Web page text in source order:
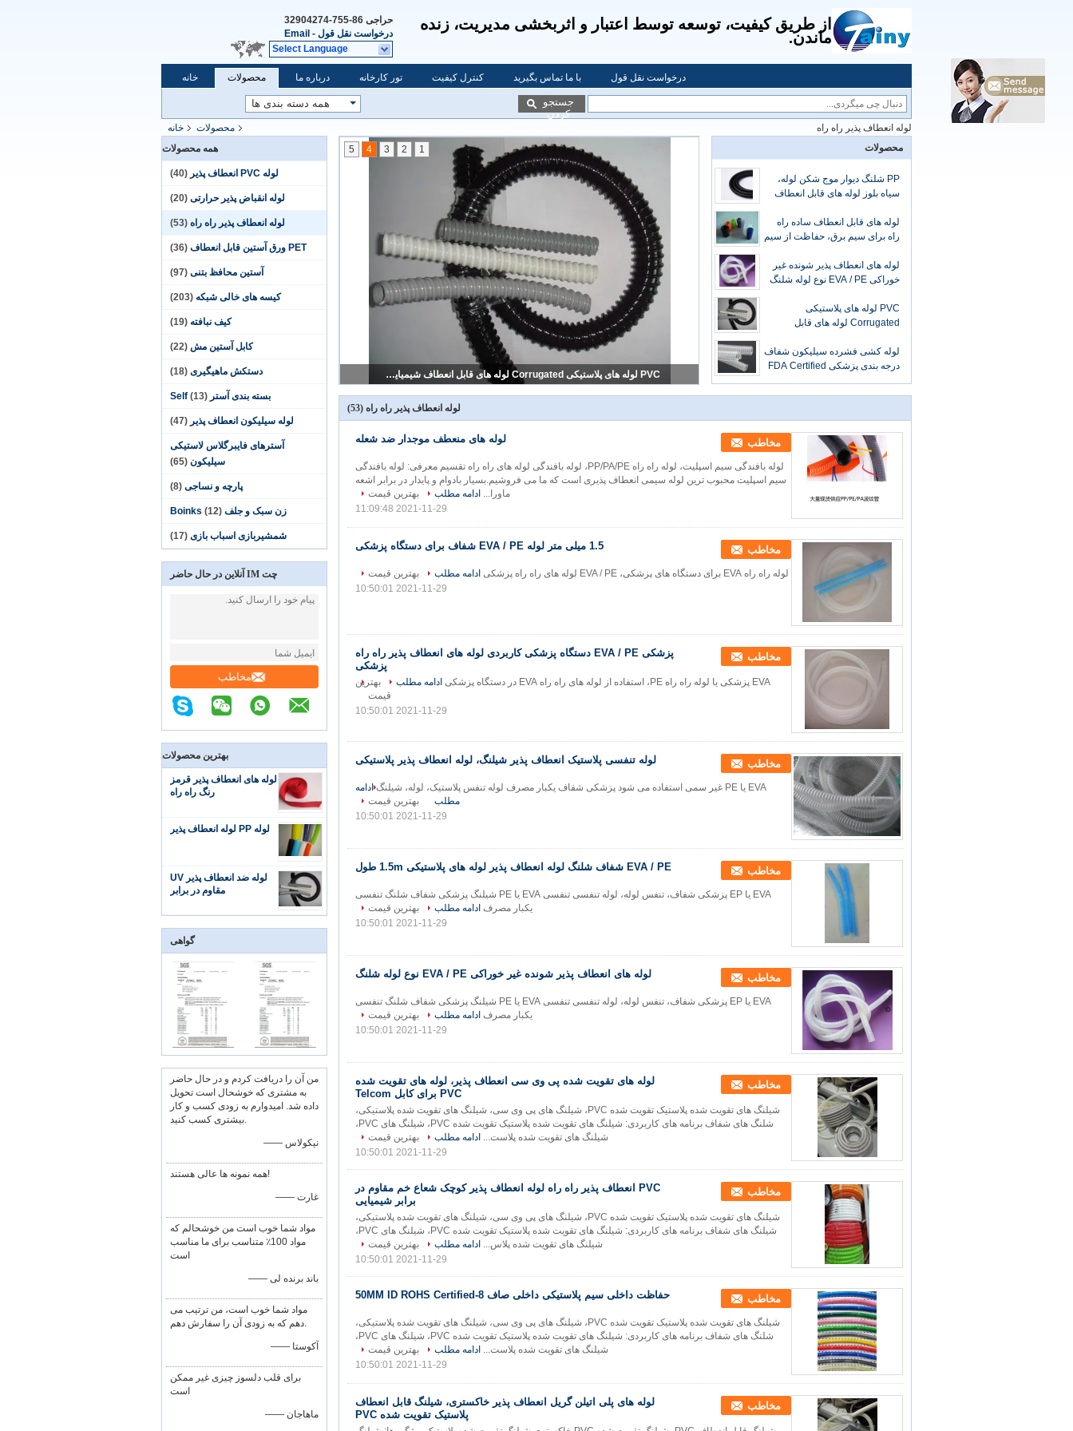
از طریق کیفیت، توسعه توسط اعتبار و اثربخشی مدیریت، زنده
ماندن.
حراجی 86-755-32904274
درخواست نقل قول -
Email
Select Language
خانه محصولات درباره ما تور کارخانه کنترل کیفیت با ما تماس بگیرید درخواست نقل قول
جستجو
کردن
خانه محصولات
لوله انعطاف پذیر راه راه
همه محصولات
لوله PVC انعطاف پذیر (40)
لوله انقباض پذیر حرارتی (20)
لوله انعطاف پذیر راه راه (53)
PET ورق آستین قابل انعطاف (36)
آستین محافظ بتنی (97)
کیسه های خالی شبکه (203)
کیف نبافته (19)
کابل آستین مش (22)
دستکش ماهیگیری (18)
بسته بندی آستر Self (13)
لوله سیلیکون انعطاف پذیر (47)
آسترهای فایبرگلاس لاستیکی
سیلیکون (65)
پارچه و نساجی (8)
زن سبک و جلف Boinks (12)
شمشیربازی اسباب بازی (17)
چت IM آنلاین در حال حاضر
مخاطب
بهترین محصولات
لوله های انعطاف پذیر قرمز
رنگ راه راه
لوله PP لوله انعطاف پذیر
لوله ضد انعطاف پذیر UV
مقاوم در برابر
گواهی
من آن را دریافت کردم و در حال حاضر
به مشتری که خوشحال است تحویل
داده شد. امیدوارم به زودی کسب و کار
بیشتری کسب کنید.
—— نیکولاس
همه نمونه ها عالی هستند!
—— غارت
مواد شما خوب است من خوشحالم که
مواد 100٪ متناسب برای ما مناسب
است
—— باند برنده لی
مواد شما خوب است، من ترتیب می
دهم که به زودی آن را سفارش دهم.
—— آکوستا
برای قلب دلسوز چیزی غیر ممکن
است
—— ماهاجان
PVC لوله های پلاستیکی Corrugated لوله های قابل انعطاف شیمیایی عایق آلی
1
2
3
4
5 محصولات
PP شلنگ دیوار موج شکن لوله،
سیاه بلوز لوله های قابل انعطاف
لوله های قابل انعطاف ساده راه
راه برای سیم برق، حفاظت از سیم
لوله های انعطاف پذیر شونده غیر
خوراکی EVA / PE نوع لوله شلنگ
PVC لوله های پلاستیکی
Corrugated لوله های قابل
لوله کشی فشرده سیلیکون شفاف
درجه بندی پزشکی FDA Certified
لوله انعطاف پذیر راه راه (53)
لوله های منعطف موجدار ضد شعله مخاطب
لوله بافندگی سیم اسپلیت، لوله راه راه PP/PA/PE، لوله بافندگی لوله های راه راه تقسیم معرفی: لوله بافندگی
سیم اسپلیت محبوب ترین لوله سیمی انعطاف پذیری است که ما می فروشیم.بسیار بادوام و پایدار در برابر اشعه
ماورا... ادامه مطلب
بهترین قیمت
2021-11-29 11:09:48
1.5 میلی متر لوله EVA / PE شفاف برای دستگاه پزشکی مخاطب
لوله راه راه EVA برای دستگاه های پزشکی، EVA / PE لوله های راه راه پزشکی ادامه مطلب
بهترین قیمت
2021-11-29 10:50:01
پزشکی EVA / PE دستگاه پزشکی کاربردی لوله های انعطاف پذیر راه راه
پزشکی
مخاطب
EVA پزشکی یا لوله راه راه PE، استفاده از لوله های راه راه EVA در دستگاه پزشکی ادامه مطلب
بهترین
قیمت
2021-11-29 10:50:01
لوله تنفسی پلاستیک انعطاف پذیر شیلنگ، لوله انعطاف پذیر پلاستیکی مخاطب
EVA یا PE غیر سمی استفاده می شود پزشکی شفاف یکبار مصرف لوله تنفس پلاستیک، لوله، شیلنگ
ادامه
مطلب
بهترین قیمت
2021-11-29 10:50:01
EVA / PE شفاف شلنگ لوله انعطاف پذیر لوله های پلاستیکی 1.5m طول مخاطب
EVA یا EP پزشکی شفاف، تنفس لوله، لوله تنفسی تنفسی EVA یا PE شیلنگ پزشکی شفاف شلنگ تنفسی
یکبار مصرف ادامه مطلب
بهترین قیمت
2021-11-29 10:50:01
لوله های انعطاف پذیر شونده غیر خوراکی EVA / PE نوع لوله شلنگ مخاطب
EVA یا EP پزشکی شفاف، تنفس لوله، لوله تنفسی تنفسی EVA یا PE شیلنگ پزشکی شفاف شلنگ تنفسی
یکبار مصرف ادامه مطلب
بهترین قیمت
2021-11-29 10:50:01
لوله های تقویت شده پی وی سی انعطاف پذیر، لوله های تقویت شده
PVC برای کابل Telcom
مخاطب
شیلنگ های تقویت شده پلاستیک تقویت شده PVC، شیلنگ های پی وی سی، شیلنگ های تقویت شده پلاستیکی،
شلنگ های شفاف برنامه های کاربردی: شیلنگ های تقویت شده پلاستیک تقویت شده PVC، شیلنگ های PVC،
شیلنگ های تقویت شده پلاست... ادامه مطلب
بهترین قیمت
2021-11-29 10:50:01
PVC انعطاف پذیر راه راه لوله انعطاف پذیر کوچک شعاع خم مقاوم در
برابر شیمیایی
مخاطب
شیلنگ های تقویت شده پلاستیک تقویت شده PVC، شیلنگ های پی وی سی، شیلنگ های تقویت شده پلاستیکی،
شیلنگ های شفاف برنامه های کاربردی: شیلنگ های تقویت شده پلاستیک تقویت شده PVC، شیلنگ های PVC،
شیلنگ های تقویت شده پلاس... ادامه مطلب
بهترین قیمت
2021-11-29 10:50:01
حفاظت داخلی سیم پلاستیکی داخلی صاف 8-50MM ID ROHS Certified مخاطب
شیلنگ های تقویت شده پلاستیک تقویت شده PVC، شیلنگ های پی وی سی، شیلنگ های تقویت شده پلاستیکی،
شلنگ های شفاف برنامه های کاربردی: شیلنگ های تقویت شده پلاستیک تقویت شده PVC، شیلنگ های PVC،
شیلنگ های تقویت شده پلاست... ادامه مطلب
بهترین قیمت
2021-11-29 10:50:01
لوله های پلی اتیلن گریل انعطاف پذیر خاکستری، شیلنگ قابل انعطاف
پلاستیک تقویت شده PVC
مخاطب